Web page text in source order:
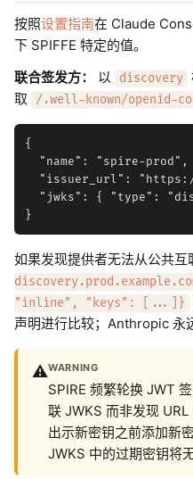
按照设置指南在 Claude
下 SPIFFE 特定的值。
联合签发方：
以 discovery
取
/.well-known/openid-
{
  "name": "spire-prod",
"issuer_url":
"jwks": { "type":
如果发现提供者无法从公共
"inline", "keys": [...]}
声明进行比较；Anthropic 永
⚠️WARNING
SPIRE 频繁轮换 JWT
联 JWKS 而非发现
出示新密钥之前添加新
JWKS 中的过期密钥将